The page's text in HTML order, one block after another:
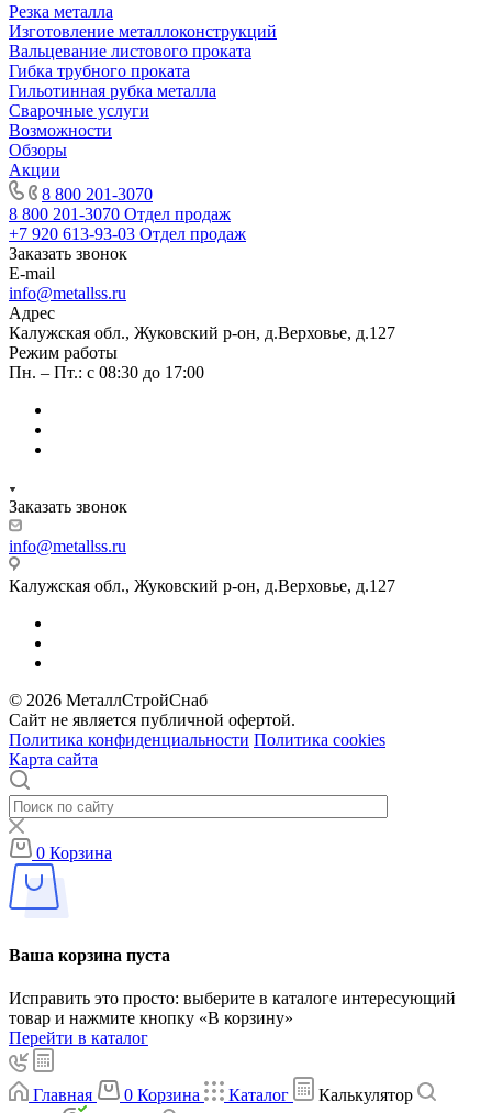
Резка металла
Изготовление металлоконструкций
Вальцевание листового проката
Гибка трубного проката
Гильотинная рубка металла
Сварочные услуги
Возможности
Обзоры
Акции
8 800 201-3070
8 800 201-3070 Отдел продаж
+7 920 613-93-03 Отдел продаж
Заказать звонок
E-mail
info@metallss.ru
Адрес
Калужская обл., Жуковский р-он, д.Верховье, д.127
Режим работы
Пн. – Пт.: с 08:30 до 17:00
Заказать звонок
info@metallss.ru
Калужская обл., Жуковский р-он, д.Верховье, д.127
© 2026 МеталлСтройСнаб
Сайт не является публичной офертой.
Политика конфиденциальности Политика cookies
Карта сайта
0 Корзина
Ваша корзина пуста
Исправить это просто: выберите в каталоге интересующий
товар и нажмите кнопку «В корзину»
Перейти в каталог
Главная 0 Корзина Каталог Калькулятор